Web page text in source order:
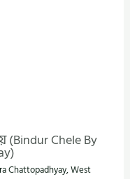
(Bindur Chele By
Chattopadhyay,West